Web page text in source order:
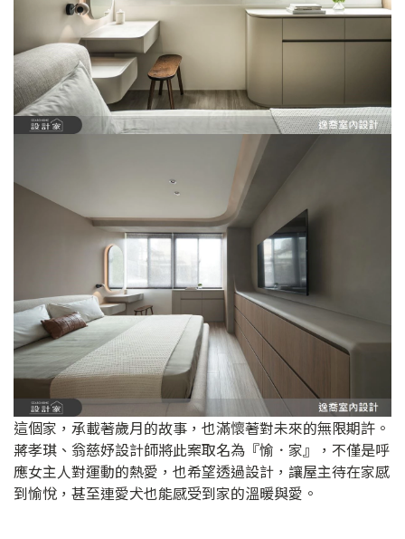
這個家，承載著歲月的故事，也滿懷著對未來的無限期許。
蔣孝琪、翁慈妤設計師將此案取名為『愉．家』，不僅是呼
應女主人對運動的熱愛，也希望透過設計，讓屋主待在家感
到愉悅，甚至連愛犬也能感受到家的溫暖與愛。